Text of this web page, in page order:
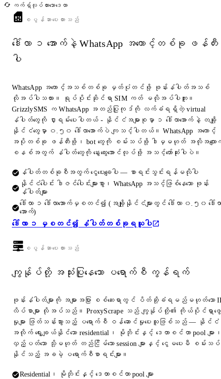
ကက်ရှ်လုပ်ထားသောဒေတာ
စပွန်ဆာပေးထားသည်
ဒေါ်လာ ၁ အောက်နဲ့ WhatsApp အကောင့်တစ်ခု ဖန်တီး
ပါ
WhatsApp အကောင့်အသစ်တစ်ခု မှတ်ပုံတင်ဖို့ ဖုန်းနံပါတ်အသစ်
လိုအပ်ပါသလား။ ရုပ်ပိုင်းဆိုင်ရာ SIM ကတ် မလိုအပ်ပါဘူး။
GrizzlySMS က WhatsApp အတည်ပြုကုဒ်ကို လက်ခံရရှိတဲ့ virtual
နံပါတ်တွေကို ငှားရမ်းပေးပါတယ် - နိုင်ငံအများစုမှာ ၁ ဒေါ်လာအောက်နဲ့ တချို့
နိုင်ငံတွေမှာ ၀.၅၀ ဒေါ်လာအောက်ပဲ ကျသင့်ပါတယ်။ WhatsApp အကောင့်
အပိုတစ်ခု ဖန်တီးဖို့၊ bot တွေကို စမ်းသပ်ဖို့ ဒါမှမဟုတ် အလိုအလျော
စနစ်အတွက် နံပါတ်တွေကို နွေးထွေးအောင်လုပ်ဖို့ အသင့်တော်ဆုံးပါပဲ။
နံပါတ်တစ်ခုစီအတွက် ငွေပေးချေပါ — စာရင်းသွင်းရန်မလိုပါ
နိုင်ငံပေါင်း ဒါဇင်ပေါင်းများစွာ၊ WhatsApp အသင့်ဖြစ်နေသော ဖုန်း
နံပါတ်များ
ဒေါ်လာ ၁ ဒေါ်လာအောက်မှစတင်၍ (အချို့နိုင်ငံများတွင် ဒေါ်လာ ၀.၅၀ ဒေါ်လ
အောက်)
ဒေါ်လာ ၁ မှစတင်၍ နံပါတ်တစ်ခုရယူပါ
စပွန်ဆာပေးထားသည်
ကျွန်ုပ်တို့ အသုံးပြုနေသော ပရောက်စီ ကွန်ရက်
ဖုန်းနံပါတ်များကို အများအပြား စစ်ဆေးရာတွင် ပိတ်ဆို့ခံရမည်မဟုတ်သော
လိပ်စာများ လိုအပ်သည်။ ProxyScrape သည် ကျွန်ုပ်တို့၏ ကိုယ်ပိုင်ရှာဖွေ
မှုများ ဖြတ်သန်းသွားသည့် ပရောက်စီ ဝန်ဆောင်မှုပေးသူဖြစ်သည် — နိုင်ငံ
အလိုက် ရွေးချယ်နိုင်သော residential၊ မိုဘိုင်းနှင့် ဒေတာစင်တာ pool များ
လှည့်ပတ်သော သို့မဟုတ် တည်ငြိမ်သော session များနှင့် ငွေမပေးမီ စမ်းသပ်
နိုင်သည့် အခမဲ့ ပရောက်စီစာရင်းများ။
Residential၊ မိုဘိုင်းနှင့် ဒေတာစင်တာ pool များ